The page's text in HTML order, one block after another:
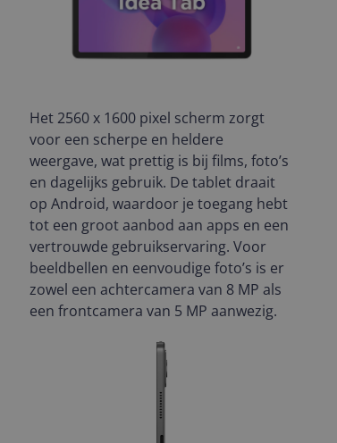
Het 2560 x 1600 pixel scherm zorgt
voor een scherpe en heldere
weergave, wat prettig is bij films, foto’s
en dagelijks gebruik. De tablet draait
op Android, waardoor je toegang hebt
tot een groot aanbod aan apps en een
vertrouwde gebruikservaring. Voor
beeldbellen en eenvoudige foto’s is er
zowel een achtercamera van 8 MP als
een frontcamera van 5 MP aanwezig.